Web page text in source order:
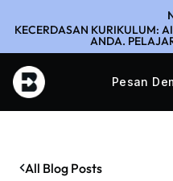
KECERDASAN KURIKULUM:
ANDA.
Pesan
All Blog Posts